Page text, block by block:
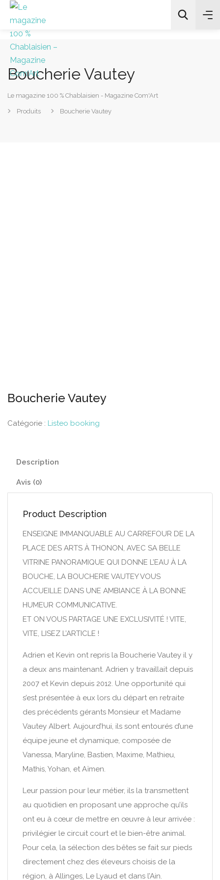
All Categories
Boucherie Vautey
Le magazine 100 % Chablaisien - Magazine Com'Art
Produits Boucherie Vautey
Boucherie Vautey
Catégorie : Listeo booking
Description
Avis (0)
Product Description
ENSEIGNE IMMANQUABLE AU CARREFOUR DE LA
PLACE DES ARTS À THONON, AVEC SA BELLE
VITRINE PANORAMIQUE QUI DONNE L’EAU À LA
BOUCHE, LA BOUCHERIE VAUTEY VOUS
ACCUEILLE DANS UNE AMBIANCE À LA BONNE
HUMEUR COMMUNICATIVE.
ET ON VOUS PARTAGE UNE EXCLUSIVITÉ ! VITE,
VITE, LISEZ L’ARTICLE !
Adrien et Kevin ont repris la Boucherie Vautey il y
a deux ans maintenant. Adrien y travaillait depuis
2007 et Kevin depuis 2012. Une opportunité qui
s’est présentée à eux lors du départ en retraite
des précédents gérants Monsieur et Madame
Vautey Albert. Aujourd’hui, ils sont entourés d’une
équipe jeune et dynamique, composée de
Vanessa, Maryline, Bastien, Maxime, Mathieu,
Mathis, Yohan, et Aïmen.
Leur passion pour leur métier, ils la transmettent
au quotidien en proposant une approche qu’ils
ont eu à cœur de mettre en œuvre à leur arrivée :
privilégier le circuit court et le bien-être animal.
Pour cela, la sélection des bêtes se fait sur pieds
directement chez des éleveurs choisis de la
région, à Allinges, Le Lyaud et dans l’Ain.